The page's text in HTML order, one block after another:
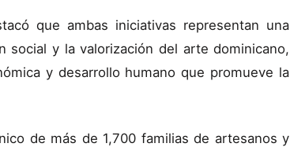
que ambas iniciativas representan una
social y la valorización del arte dominicano,
y desarrollo humano que promueve la
de más de 1,700 familias de artesanos y